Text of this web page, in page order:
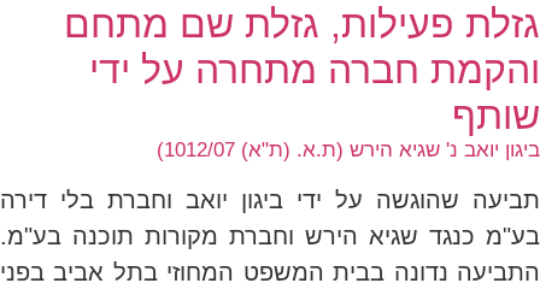
גזלת פעילות, גזלת שם מתחם
והקמת חברה מתחרה על ידי
שותף
ביגון יואב נ' שגיא הירש (ת.א. (ת"א) 1012/07)
תביעה שהוגשה על ידי ביגון יואב וחברת בלי דירה
בע"מ כנגד שגיא הירש וחברת מקורות תוכנה בע"מ.
התביעה נדונה בבית המשפט המחוזי בתל אביב בפני